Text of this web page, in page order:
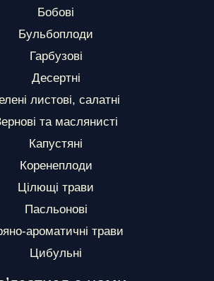
Бобові
Бульбоплоди
Гарбузові
Десертні
листові, салатні
та маслянисті
Капустяні
Коренеплоди
Цілющі трави
Пасльонові
ароматичні трави
Цибульні